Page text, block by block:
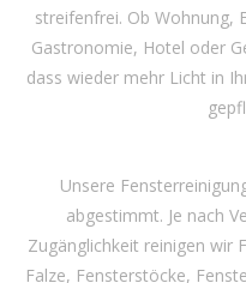
streifenfrei. Ob Wohnung,
Gastronomie, Hotel oder
dass wieder mehr Licht in
Unsere
abgestimmt. Je nach
Zugänglichkeit reinigen wir
Falze, Fensterstöcke,